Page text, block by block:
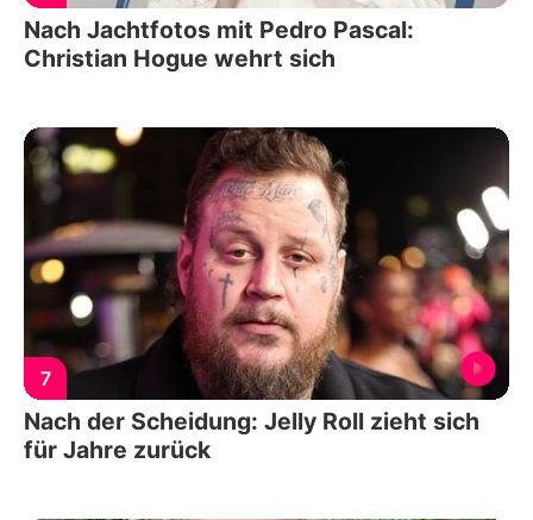
Nach Jachtfotos mit Pedro Pascal:
Christian Hogue wehrt sich
7
Nach der Scheidung: Jelly Roll zieht sich
für Jahre zurück